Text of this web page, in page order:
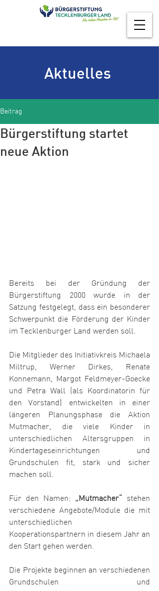
Aktuelles
Beitrag
Bürgerstiftung startet
neue Aktion
Bereits bei der Gründung der
Bürgerstiftung 2000 wurde in der
Satzung festgelegt, dass ein besonderer
Schwerpunkt die Förderung der Kinder
im Tecklenburger Land werden soll.
Die Mitglieder des Initiativkreis Michaela
Miltrup, Werner Dirkes, Renate
Konnemann, Margot Feldmeyer-Goecke
und Petra Wall (als Koordinatorin für
den Vorstand) entwickelten in einer
längeren Planungsphase die Aktion
Mutmacher, die viele Kinder in
unterschiedlichen Altersgruppen in
Kindertageseinrichtungen und
Grundschulen fit, stark und sicher
machen soll.
Für den Namen: „Mutmacher“ stehen
verschiedene Angebote/Module die mit
unterschiedlichen
Kooperationspartnern in diesem Jahr an
den Start gehen werden.
Die Projekte beginnen an verschiedenen
Grundschulen und